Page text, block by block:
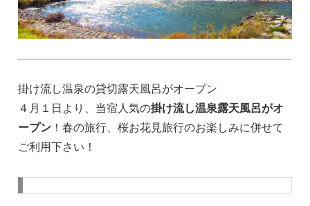
掛け流し温泉の貸切露天風呂がオープン
４月１日より、当宿人気の掛け流し温泉露天風呂がオ
ープン ！春の旅行、桜お花見旅行のお楽しみに併せて
ご利用下さい！